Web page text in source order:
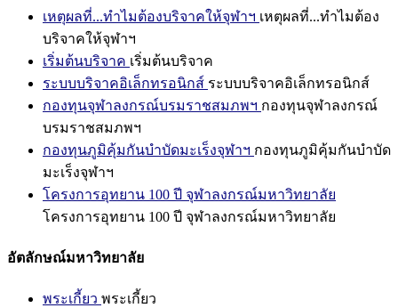
เหตุผลที่...ทำไมต้องบริจาคให้จุฬาฯ เหตุผลที่...ทำไมต้อง
บริจาคให้จุฬาฯ
เริ่มต้นบริจาค เริ่มต้นบริจาค
ระบบบริจาคอิเล็กทรอนิกส์ ระบบบริจาคอิเล็กทรอนิกส์
กองทุนจุฬาลงกรณ์บรมราชสมภพฯ กองทุนจุฬาลงกรณ์
บรมราชสมภพฯ
กองทุนภูมิคุ้มกันบำบัดมะเร็งจุฬาฯ กองทุนภูมิคุ้มกันบำบัด
มะเร็งจุฬาฯ
โครงการอุทยาน 100 ปี จุฬาลงกรณ์มหาวิทยาลัย
โครงการอุทยาน 100 ปี จุฬาลงกรณ์มหาวิทยาลัย
อัตลักษณ์มหาวิทยาลัย
พระเกี้ยว พระเกี้ยว